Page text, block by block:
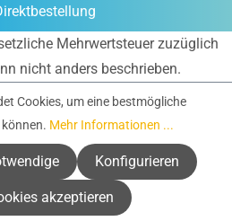
Mehrwertsteuer zuzüglich
nicht anders beschrieben.
Cookies, um eine bestmögliche
Mehr Informationen ...
Konfigurieren
akzeptieren